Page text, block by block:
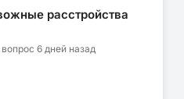
расстройства
6 дней назад